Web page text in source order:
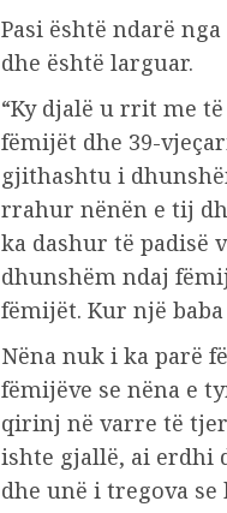
Pasi është ndarë
dhe është larguar.
“Ky djalë u rrit me
fëmijët dhe 39-
gjithashtu i
rrahur nënën e tij
ka dashur të padisë
dhunshëm ndaj
fëmijët. Kur një
Nëna nuk i ka parë
fëmijëve se nëna e
qirinj në varre të
ishte gjallë, ai erdhi
dhe unë i tregova